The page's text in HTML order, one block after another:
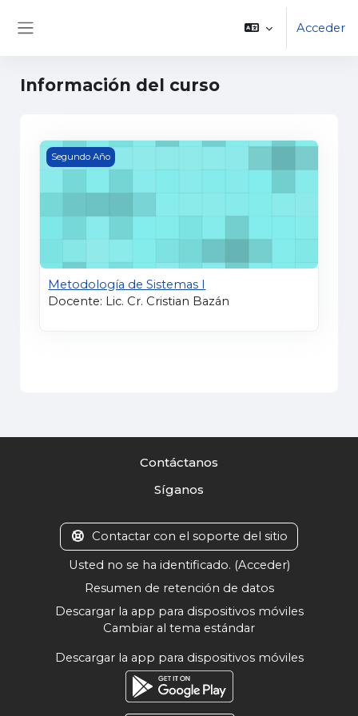
Acceder
Información del curso
Metodología de Sistemas I
Segundo Año
Metodología de Sistemas I
Docente: Lic. Cr. Cristian Bazán
Contáctanos
Síganos
Contactar con el soporte del sitio
Usted no se ha identificado. (Acceder)
Resumen de retención de datos
Descargar la app para dispositivos móviles
Cambiar al tema estándar
Descargar la app para dispositivos móviles